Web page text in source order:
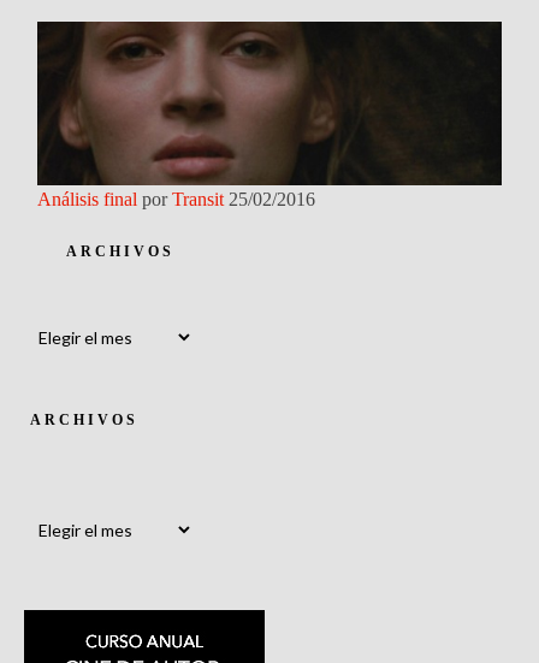
Análisis final porTransit 25/02/2016
ARCHIVOS
ARCHIVOS